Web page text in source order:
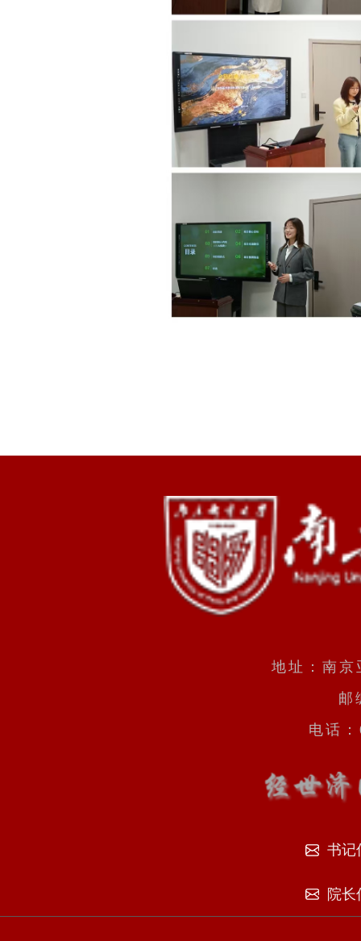
地址：南京
邮
电话
书记
院长